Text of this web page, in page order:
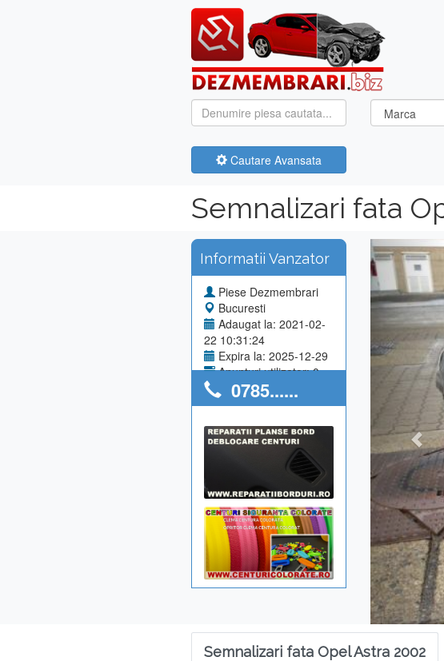
Cautare Avansata
Semnalizari fata
Informatii Vanzator
Piese Dezmembrari
Bucuresti
Adaugat la: 2021-02-
22 10:31:24
Expira la: 2025-12-29
Anunturi utilizator: 0
0785......
Semnalizari fata Opel Astra 2002